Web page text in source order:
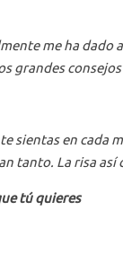
me ha
grandes
sientas en
tanto. La risa
tú quieres